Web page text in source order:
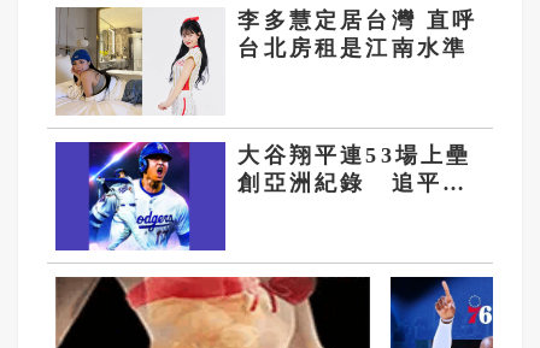
李多慧定居台灣 直呼
台北房租是江南水準
大谷翔平連53場上壘
創亞洲紀錄 追平道